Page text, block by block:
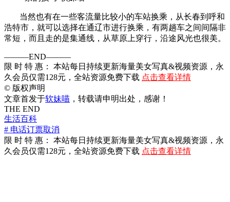
当然也有在一些客流量比较小的车站换乘，从长春到呼和
浩特市，就可以选择在通辽市进行换乘，有两趟车之间间隔非
常短，而且走的是集通线，从草原上穿行，沿途风光也很美。
———END———
限 时 特 惠： 本站每日持续更新海量美女写真&视频资源，永
久会员仅需128元，全站资源免费下载 点击查看详情
© 版权声明
文章首发于软妹喵 ，转载请申明出处，感谢！
THE END
生活百科
# 电话订票取消
限 时 特 惠： 本站每日持续更新海量美女写真&视频资源，永
久会员仅需128元，全站资源免费下载 点击查看详情